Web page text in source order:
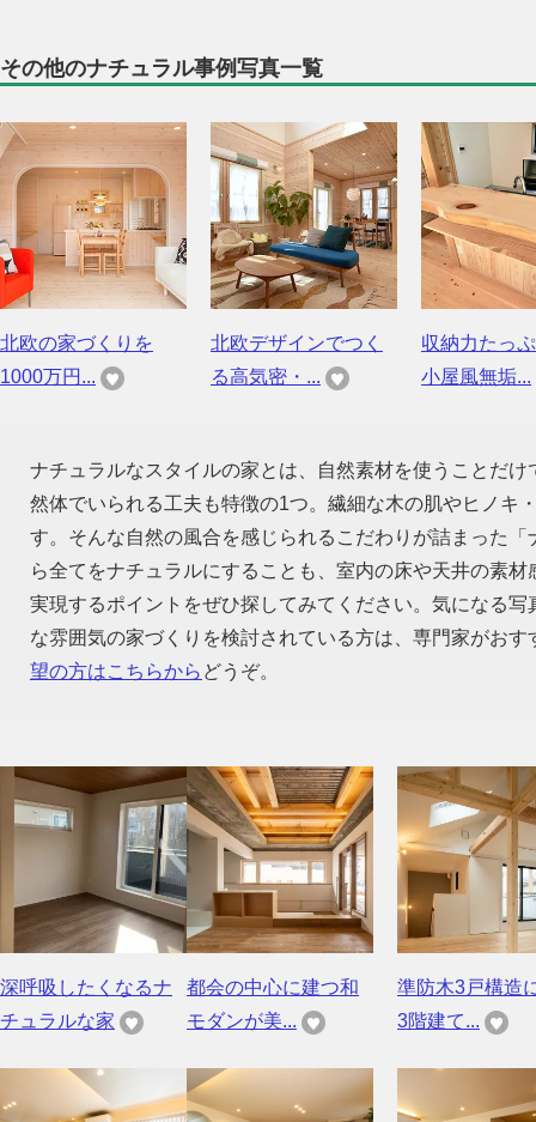
その他のナチュラル事例写真一覧
北欧の家づくりを
1000万円...
北欧デザインでつく
る高気密・...
収納力たっ
小屋風無垢...
ナチュラルなスタイルの家とは、自然素材を使うことだ
然体でいられる工夫も特徴の1つ。繊細な木の肌やヒノキ
す。そんな自然の風合を感じられるこだわりが詰まった
ら全てをナチュラルにすることも、室内の床や天井の素
実現するポイントをぜひ探してみてください。気になる
な雰囲気の家づくりを検討されている方は、専門家がお
望の方はこちらから どうぞ。
深呼吸したくなるナ
チュラルな家
都会の中心に建つ和
モダンが美...
準防木3戸構造
3階建て...